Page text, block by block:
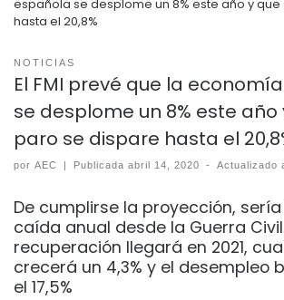
española se desplome un 8% este año y
hasta el 20,8%
NOTICIAS
El FMI prevé que la
se desplome un 8% este año
paro se dispare hasta el
por AEC | Publicadaabril 14, 2020 - Actualizado
De cumplirse la proyección,
caída anual desde la Guerra
recuperación llegará en 2021,
crecerá un 4,3% y el desempleo
el 17,5%